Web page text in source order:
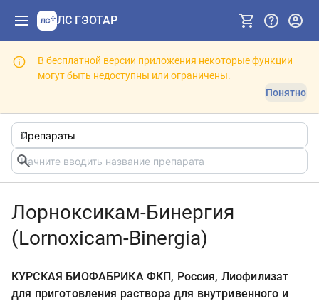
ЛС ГЭОТАР
В бесплатной версии приложения некоторые функции
могут быть недоступны или ограничены.
Понятно
Лорноксикам-Бинергия
(Lornoxicam-Binergia)
КУРСКАЯ БИОФАБРИКА ФКП, Россия, Лиофилизат
для приготовления раствора для внутривенного и